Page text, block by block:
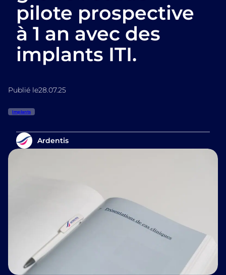
pilote prospective
à 1 an avec des
implants ITI.
Publié le28.07.25
Implants
Ardentis